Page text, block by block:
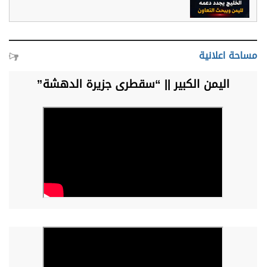
مساحة اعلانية
اليمن الكبير || “سقطرى جزيرة الدهشة”